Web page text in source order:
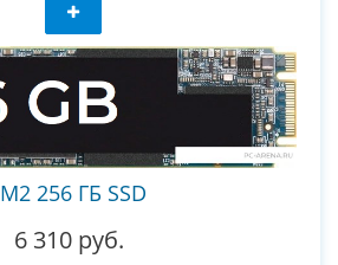
M2 256 ГБ SSD
6 310 руб.